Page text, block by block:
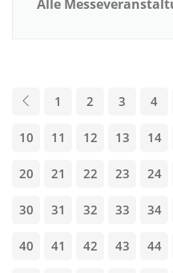
Alle
1 2 3 4
10 11 12 13 14
20 21 22 23 24
30 31 32 33 34
40 41 42 43 44